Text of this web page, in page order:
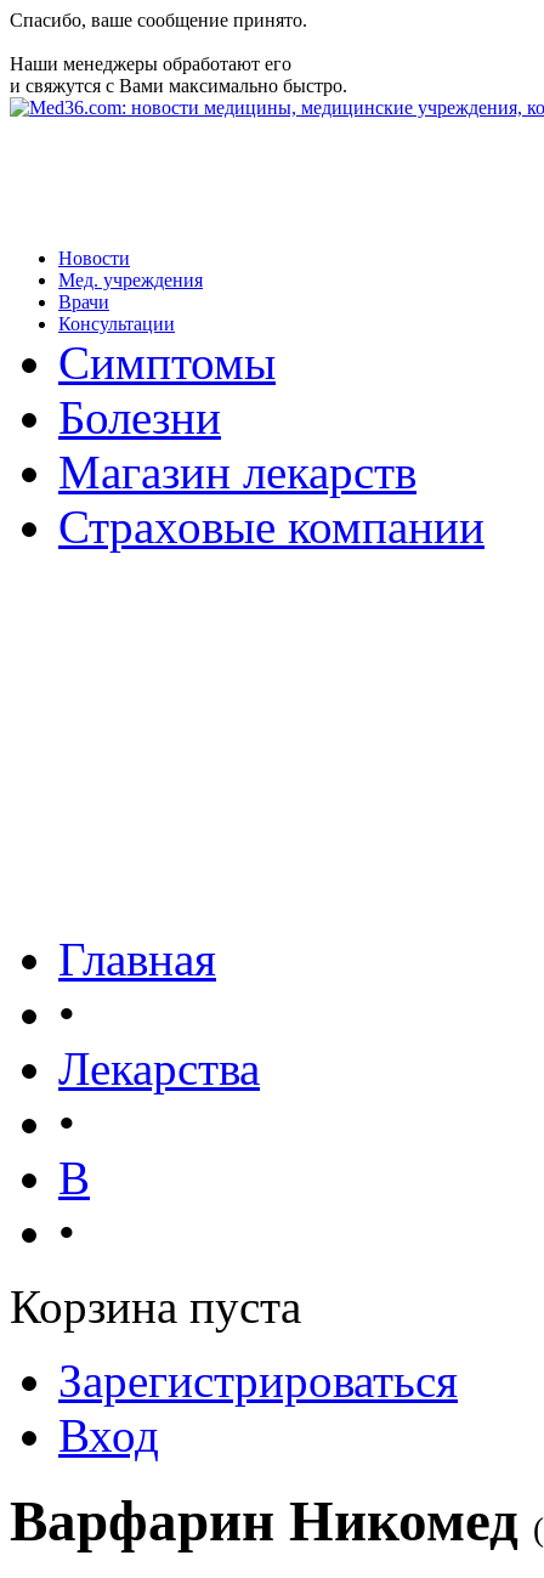
Спасибо, ваше сообщение принято.
Наши менеджеры обработают его
и свяжутся с Вами максимально быстро.
Новости
Мед. учреждения
Врачи
Консультации
Симптомы
Болезни
Магазин лекарств
Страховые компании
Главная
•
Лекарства
•
В
•
Корзина пуста
Зарегистрироваться
Вход
Варфарин Никомед (